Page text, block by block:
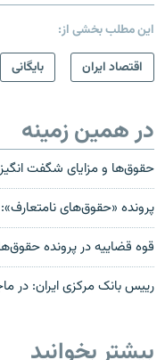
این مطلب بخشی از:
اقتصاد ایران
بایگانی
در همین زمینه
حقوق‌ها و مزایای شگفت
پرونده «حقوق‌های نامتعارف»:
قوه قضاییه در پرونده
رییس بانک مرکزی ایران:
بیشتر بخوانید